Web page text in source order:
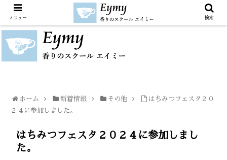
ホーム 新着情報 その他
はちみつフェスタ２０
２４に参加しました。
はちみつフェスタ２０２４に参加しまし
た。
メニュー 検索